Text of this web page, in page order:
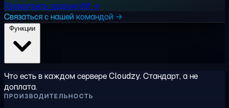
Посмотреть задачи ИИ →
Связаться с нашей командой →
Что есть в каждом сервере Cloudzy. Стандарт, а не
доплата.
ПРОИЗВОДИТЕЛЬНОСТЬ